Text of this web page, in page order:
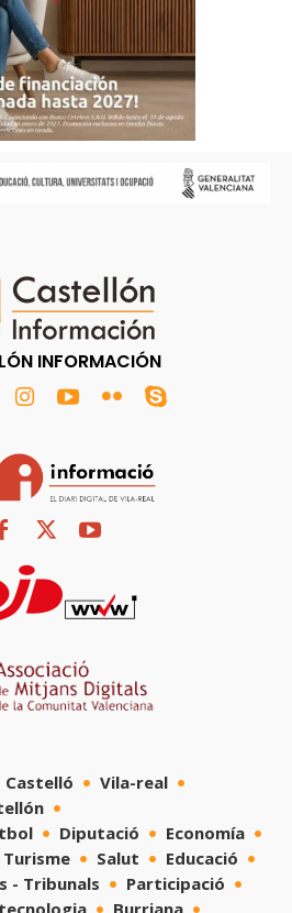
INFORMACIÓN
Castelló
Vila-real
Diputació
Economía
Turisme Salut
Educació
- Tribunals
Participació